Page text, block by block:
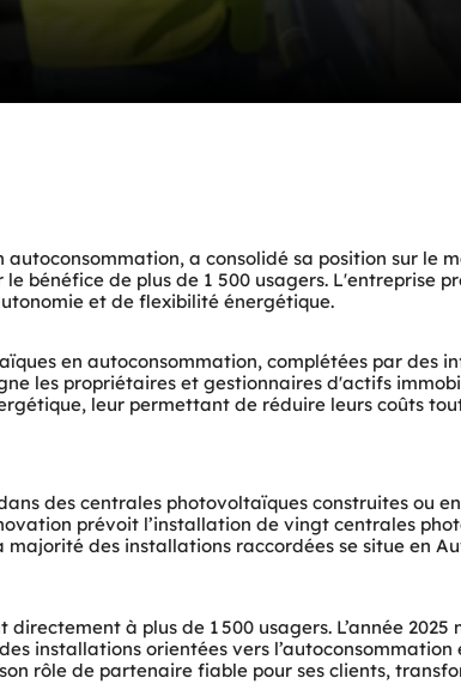
a consolidé sa position sur le
bénéfice de plus de 1 500 usagers. L'entreprise
et de flexibilité énergétique.
en autoconsommation, complétées par des
les propriétaires et gestionnaires d'actifs
leur permettant de réduire leurs coûts
des centrales photovoltaïques construites ou
prévoit l’installation de vingt centrales
majorité des installations raccordées se situe en
à plus de 1 500 usagers. L’année
installations orientées vers
rôle de partenaire fiable pour ses clients,